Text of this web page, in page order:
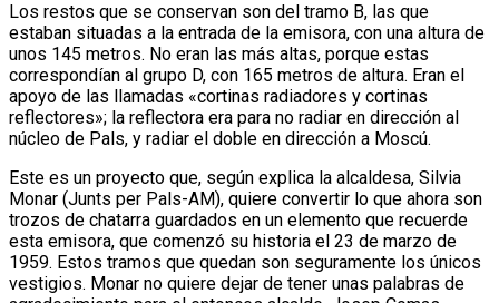
Los restos que se conservan son del tramo B, las que
estaban situadas a la entrada de la emisora, con una altura de
unos 145 metros. No eran las más altas, porque estas
correspondían al grupo D, con 165 metros de altura. Eran el
apoyo de las llamadas «cortinas radiadores y cortinas
reflectores»; la reflectora era para no radiar en dirección al
núcleo de Pals, y radiar el doble en dirección a Moscú.
Este es un proyecto que, según explica la alcaldesa, Silvia
Monar (Junts per Pals-AM), quiere convertir lo que ahora son
trozos de chatarra guardados en un elemento que recuerde
esta emisora, que comenzó su historia el 23 de marzo de
1959. Estos tramos que quedan son seguramente los únicos
vestigios. Monar no quiere dejar de tener unas palabras de